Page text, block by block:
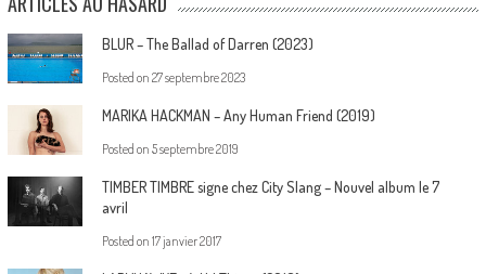
BLUR – The Ballad of Darren (2023)
Posted on 27 septembre 2023
MARIKA HACKMAN – Any Human Friend (2019)
Posted on 5 septembre 2019
TIMBER TIMBRE signe chez City Slang – Nouvel album le 7
avril
Posted on 17 janvier 2017